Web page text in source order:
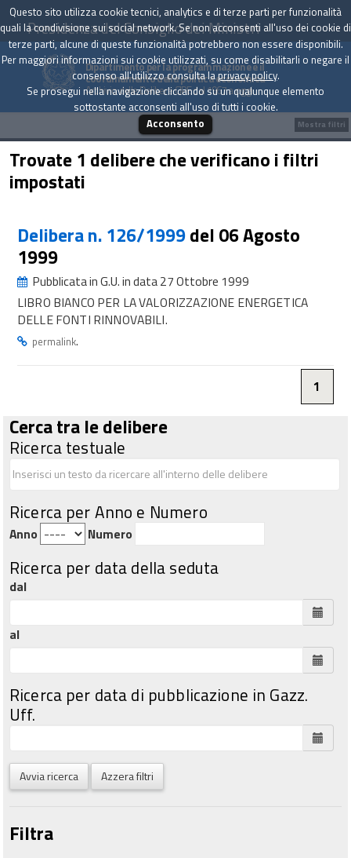
Presidenza del Consiglio dei Ministri
Dipartimento per la programmazione e il
coordinamento della politica economica
Archivio delle Delibere CIPE dal 1967 a oggi
Trovate 1 delibere che verificano i filtri
impostati
Delibera n. 126/1999del 06 Agosto
1999
Pubblicata in G.U. in data 27 Ottobre 1999
LIBRO BIANCO PER LA VALORIZZAZIONE ENERGETICA
DELLE FONTI RINNOVABILI.
permalink.
1
Cerca tra le delibere
Ricerca testuale
Ricerca per Anno e Numero
Anno Numero
Ricerca per data della seduta
dal
al
Ricerca per data di pubblicazione in Gazz.
Uff.
Avvia ricerca Azzera filtri
Filtra
Mostra filtri
Questo sito utilizza cookie tecnici, analytics e di terze parti per funzionalità
quali la condivisione sui social network. Se non acconsenti all'uso dei cookie di
terze parti, alcune di queste funzionalità potrebbero non essere disponibili.
Per maggiori informazioni sui cookie utilizzati, su come disabilitarli o negare il
consenso all'utilizzo consulta laprivacy policy.
Se prosegui nella navigazione cliccando su un qualunque elemento
sottostante acconsenti all'uso di tutti i cookie.
Acconsento